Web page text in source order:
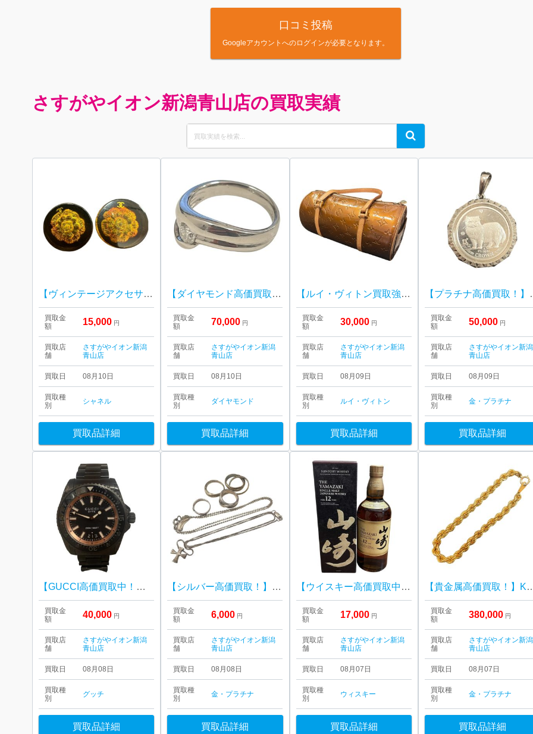
口コミ投稿
Googleアカウントへのログインが必要となります。
さすがやイオン新潟青山店の買取実績
for:
Search
【ヴィンテージアクセサリー強化買取中】CHANEL シャネル ピアス
買取金
額
15,000 円
買取店
舗
さすがやイオン新潟
青山店
買取日 08月10日
買取種
別
シャネル
買取品詳細
【ダイヤモンド高価買取！】Pt900 ダイヤリング
買取金
額
70,000 円
買取店
舗
さすがやイオン新潟
青山店
買取日 08月10日
買取種
別
ダイヤモンド
買取品詳細
【ルイ・ヴィトン買取強化中】Louis Vuitton ルイ・ヴィトン ヴェルニ サットン
買取金
額
30,000 円
買取店
舗
さすがやイオン新潟
青山店
買取日 08月09日
買取種
別
ルイ・ヴィトン
買取品詳細
【プラチ
買取金
額
50,000 円
買取店
舗
さすがやイオン新潟
青山店
買取日 08月09日
買取種
別
金・プラチナ
買取品詳細
【GUCCI高価買取中！】GUCCI グッチ ダイヴ（DIVE)
買取金
額
40,000 円
買取店
舗
さすがやイオン新潟
青山店
買取日 08月08日
買取種
別
グッチ
買取品詳細
【シルバー高価買取！】SV925アクセサリーまとめ
買取金
額
6,000 円
買取店
舗
さすがやイオン新潟
青山店
買取日 08月08日
買取種
別
金・プラチナ
買取品詳細
【ウイスキー高価買取中！】サントリー 山崎12年 箱あり
買取金
額
17,000 円
買取店
舗
さすがやイオン新潟
青山店
買取日 08月07日
買取種
別
ウィスキー
買取品詳細
【貴金属高価買取！
買取金
額
380,000 円
買取店
舗
さすがやイオン新潟
青山店
買取日 08月07日
買取種
別
金・プラチナ
買取品詳細